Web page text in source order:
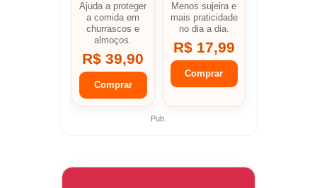
Ajuda a proteger
a comida em
churrascos e
almoços.
R$ 39,90
Comprar
Menos sujeira e
mais praticidade
no dia a dia.
R$ 17,99
Comprar
Pub.